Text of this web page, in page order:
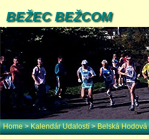
BEŽEC BEŽCOM
Home>Kalendár Udalostí>Belská Hodová